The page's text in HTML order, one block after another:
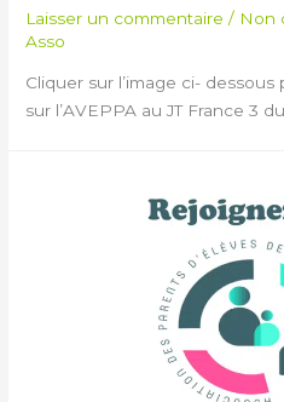
Laisser un commentaire / Non
Asso
Cliquer sur l’image ci-
sur l’AVEPPA au JT France 3